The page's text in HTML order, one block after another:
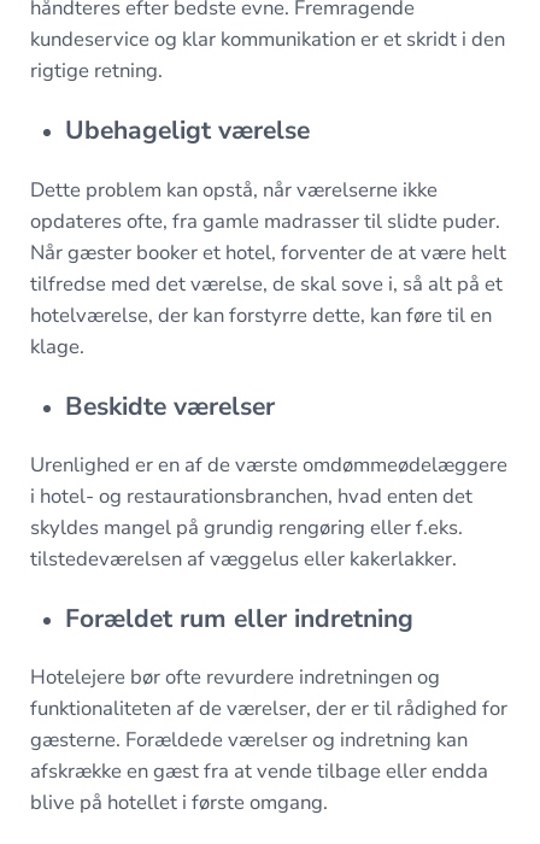
håndteres efter bedste evne. Fremragende
kundeservice og klar kommunikation er et skridt i den
rigtige retning.
Ubehageligt værelse
Dette problem kan opstå, når værelserne ikke
opdateres ofte, fra gamle madrasser til slidte puder.
Når gæster booker et hotel, forventer de at være helt
tilfredse med det værelse, de skal sove i, så alt på et
hotelværelse, der kan forstyrre dette, kan føre til en
klage.
Beskidte værelser
Urenlighed er en af de værste omdømmeødelæggere
i hotel- og restaurationsbranchen, hvad enten det
skyldes mangel på grundig rengøring eller f.eks.
tilstedeværelsen af væggelus eller kakerlakker.
Forældet rum eller indretning
Hotelejere bør ofte revurdere indretningen og
funktionaliteten af de værelser, der er til rådighed for
gæsterne. Forældede værelser og indretning kan
afskrække en gæst fra at vende tilbage eller endda
blive på hotellet i første omgang.